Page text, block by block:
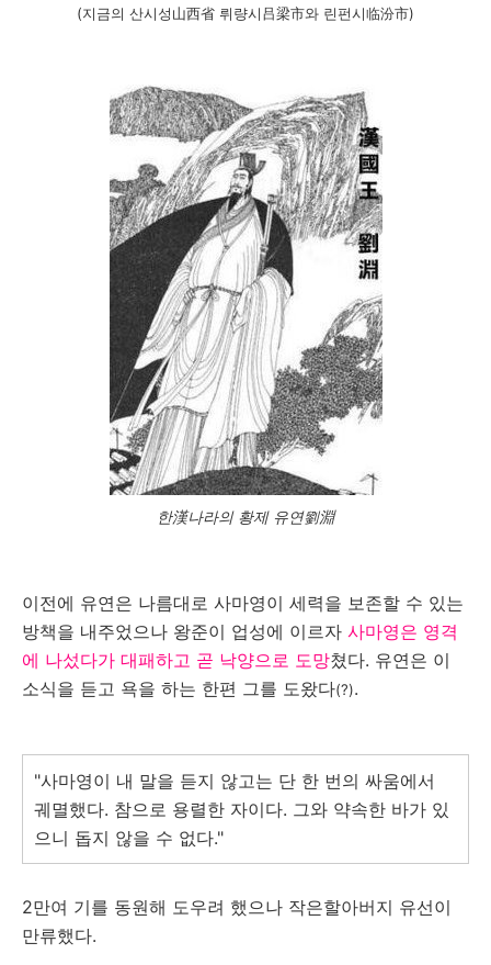
(지금의 산시성山西省 뤼량시吕梁市와 린펀시临汾市)
한漢나라의 황제 유연劉淵
이전에 유연은 나름대로 사마영이 세력을 보존할 수 있는
방책을 내주었으나 왕준이 업성에 이르자 사마영은 영격
에 나섰다가 대패하고 곧 낙양으로 도망쳤다. 유연은 이
소식을 듣고 욕을 하는 한편 그를 도왔다(?).
"사마영이 내 말을 듣지 않고는 단 한 번의 싸움에서
궤멸했다. 참으로 용렬한 자이다. 그와 약속한 바가 있
으니 돕지 않을 수 없다."
2만여 기를 동원해 도우려 했으나 작은할아버지 유선이
만류했다.